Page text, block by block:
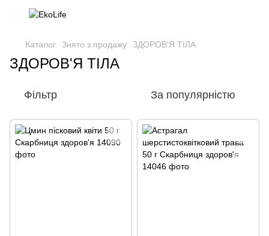
Каталог Знято з продажу ЗДОРОВ'Я ТІЛА
ЗДОРОВ'Я ТІЛА
Фільтр За популярністю